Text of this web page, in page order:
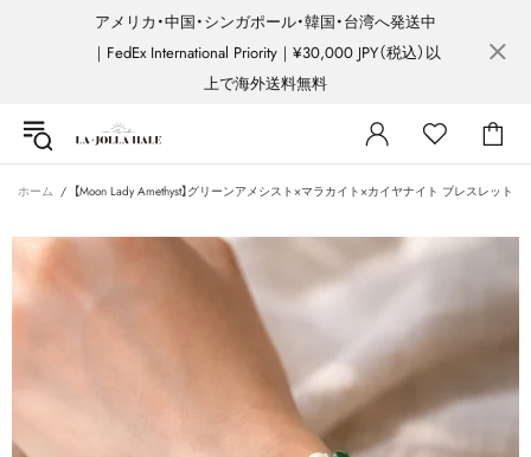
アメリカ・中国・シンガポール・韓国・台湾へ発送中
｜FedEx International Priority｜¥30,000 JPY（税込）以
上で海外送料無料
ホーム 【Moon Lady Amethyst】グリーンアメシスト×マラカイト×カイヤナイト ブレスレット